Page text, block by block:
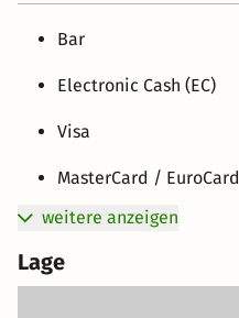
Bar
Electronic Cash (EC)
Visa
MasterCard / EuroCard
weitere anzeigen
Lage